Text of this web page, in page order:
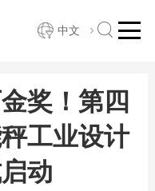
中文
奖！第四
工业设计
动